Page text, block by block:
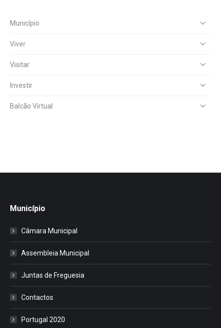
Município
Viver
Visitar
Investir
Balcão Virtual
Município
Câmara Municipal
Assembleia Municipal
Juntas de Freguesia
Contactos
Portugal 2020